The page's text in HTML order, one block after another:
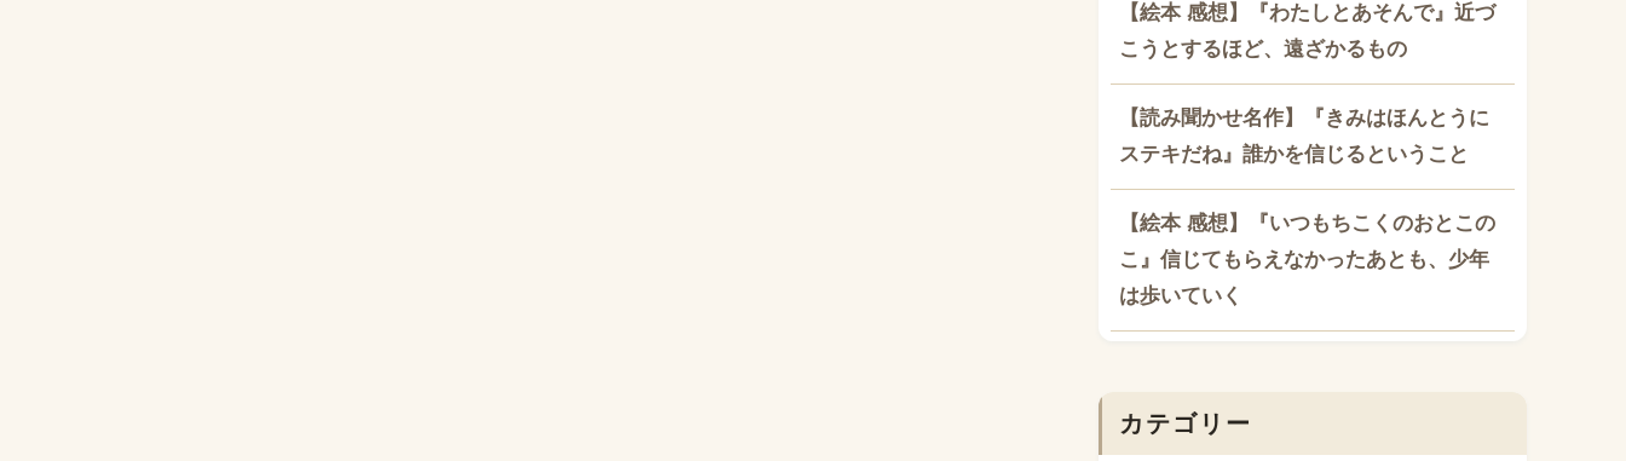
【絵本 感想】『わたしとあそんで』近づ
こうとするほど、遠ざかるもの
【読み聞かせ名作】『きみはほんとうに
ステキだね』誰かを信じるということ
【絵本 感想】『いつもちこくのおとこの
こ』信じてもらえなかったあとも、少年
は歩いていく
カテゴリー